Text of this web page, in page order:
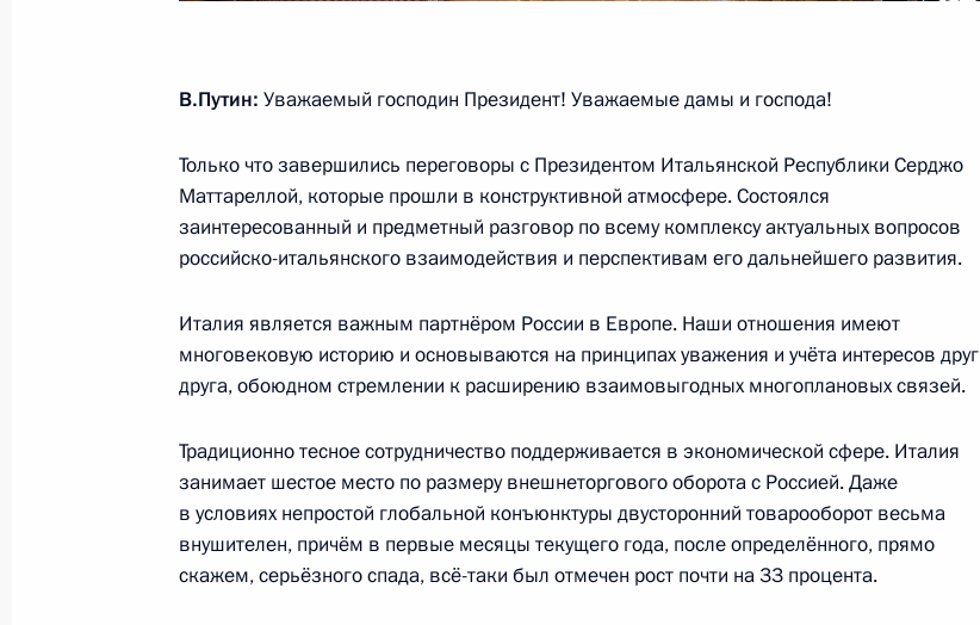
Интервью телерадиокомпании «Мир» 4
11 апреля 2017 года, вторник
11 апреля 2017 года, 17:30 Москва
Заявления для прессы по итогам встречи с Президентом Италии
В.Путин: Уважаемый господин Президент! Уважаемые дамы и господа!
Только что завершились переговоры с Президентом Итальянской Республики Серджо
Маттареллой, которые прошли в конструктивной атмосфере. Состоялся
заинтересованный и предметный разговор по всему комплексу актуальных вопросов
российско-итальянского взаимодействия и перспективам его дальнейшего развития.
Италия является важным партнёром России в Европе. Наши отношения имеют
многовековую историю и основываются на принципах уважения и учёта интересов друг
друга, обоюдном стремлении к расширению взаимовыгодных многоплановых связей.
Традиционно тесное сотрудничество поддерживается в экономической сфере. Италия
занимает шестое место по размеру внешнеторгового оборота с Россией. Даже
в условиях непростой глобальной конъюнктуры двусторонний товарооборот весьма
внушителен, причём в первые месяцы текущего года, после определённого, прямо
скажем, серьёзного спада, всё-таки был отмечен рост почти на 33 процента.